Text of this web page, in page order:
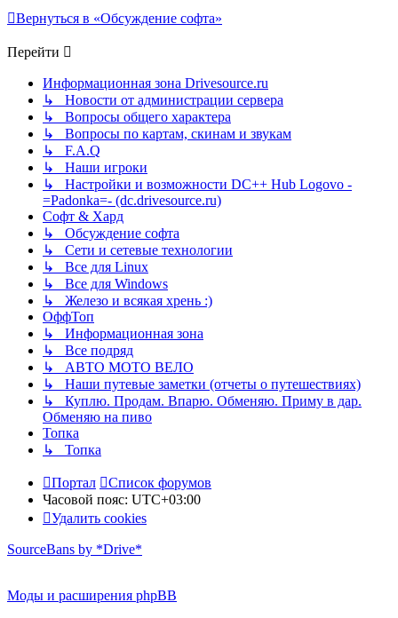
Вернуться в «Обсуждение софта»
Перейти
Информационная зона Drivesource.ru
↳ Новости от администрации сервера
↳ Вопросы общего характера
↳ Вопросы по картам, скинам и звукам
↳ F.A.Q
↳ Наши игроки
↳ Настройки и возможности DC++ Hub Logovo -
=Padonka=- (dc.drivesource.ru)
Софт & Хард
↳ Обсуждение софта
↳ Сети и сетевые технологии
↳ Все для Linux
↳ Все для Windows
↳ Железо и всякая хрень :)
ОффТоп
↳ Информационная зона
↳ Все подряд
↳ АВТО МОТО ВЕЛО
↳ Наши путевые заметки (отчеты о путешествиях)
↳ Куплю. Продам. Впарю. Обменяю. Приму в дар.
Обменяю на пиво
Топка
↳ Топка
Портал
Список форумов
Часовой пояс: UTC+03:00
Удалить cookies
SourceBans by *Drive*
Моды и расширения phpBB